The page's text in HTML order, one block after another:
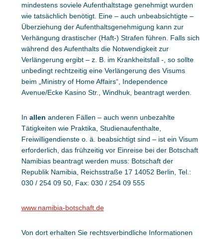
mindestens soviele Aufenthaltstage genehmigt wurden
wie tatsächlich benötigt. Eine – auch unbeabsichtigte –
Überziehung der Aufenthaltsgenehmigung kann zur
Verhängung drastischer (Haft-) Strafen führen. Falls sich
während des Aufenthalts die Notwendigkeit zur
Verlängerung ergibt – z. B. im Krankheitsfall -, so sollte
unbedingt rechtzeitig eine Verlängerung des Visums
beim „Ministry of Home Affairs“, Independence
Avenue/Ecke Kasino Str., Windhuk, beantragt werden.
In allen anderen Fällen – auch wenn unbezahlte
Tätigkeiten wie Praktika, Studienaufenthalte,
Freiwilligendienste o. ä. beabsichtigt sind – ist ein Visum
erforderlich, das frühzeitig vor Einreise bei der Botschaft
Namibias beantragt werden muss: Botschaft der
Republik Namibia, Reichsstraße 17 14052 Berlin, Tel.:
030 / 254 09 50, Fax: 030 / 254 09 555
www.namibia-botschaft.de
Von dort erhalten Sie rechtsverbindliche Informationen